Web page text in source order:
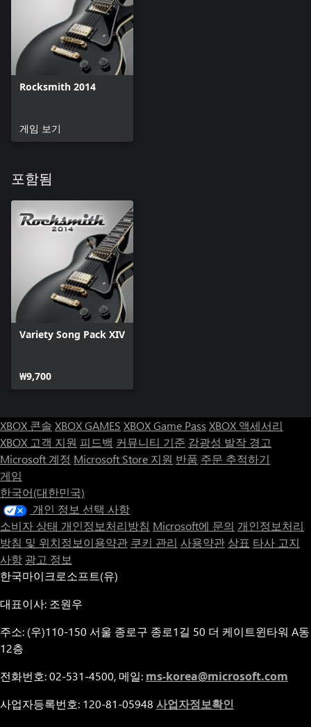
Rocksmith 2014
게임 보기
포함됨
Variety Song Pack XIV
₩9,700
XBOX 콘솔 XBOX GAMES XBOX Game Pass XBOX 액세서리
XBOX 고객 지원 피드백 커뮤니티 기준 감광성 발작 경고
Microsoft 계정 Microsoft Store 지원 반품 주문 추적하기
게임
한국어(대한민국)
개인 정보 선택 사항
소비자 상태 개인정보처리방침 Microsoft에 문의 개인정보처리
방침 및 위치정보이용약관 쿠키 관리 사용약관 상표 타사 고지
사항 광고 정보
한국마이크로소프트(유)
대표이사: 조원우
주소: (우)110-150 서울 종로구 종로1길 50 더 케이트윈타워 A동
12층
전화번호: 02-531-4500, 메일: ms-korea@microsoft.com
사업자등록번호: 120-81-05948 사업자정보확인